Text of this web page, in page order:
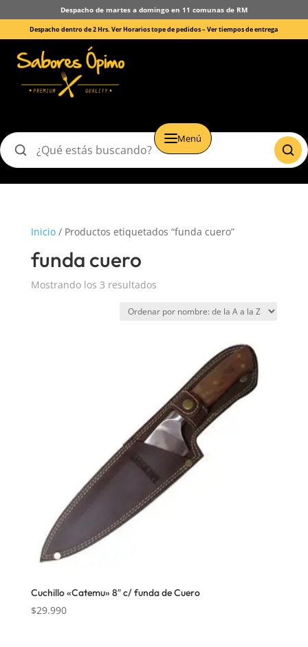
Despacho de martes a domingo en 11 comunas de RM
Despacho dentro de 2 Hrs. Ver Horarios tope de pedidos –Ver tiempos de entrega
Menú
Buscar
Inicio/ Productos etiquetados “funda cuero”
funda cuero
Mostrando los 3 resultados
Cuchillo «Catemu» 8″ c/ funda de Cuero
$29.990